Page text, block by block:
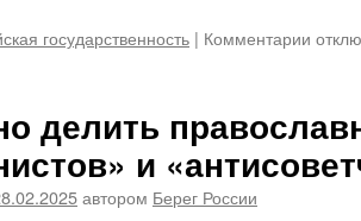
государственность | Комментарии к
делить
и
автором Берег России